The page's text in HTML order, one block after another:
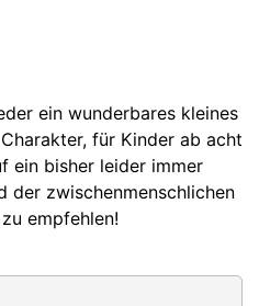
ein wunderbares kleines
für Kinder ab acht
ein bisher leider immer
der zwischenmenschlichen
empfehlen!